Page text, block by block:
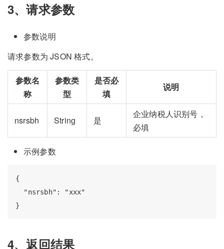
3、请求参数
参数说明
请求参数为 JSON 格式。
参数名
称
参数类
型
是否必
填
说明
nsrsbh String 是
企业纳税人识别号，
必填
示例参数
{
  "nsrsbh": "xxx"
4、返回结果